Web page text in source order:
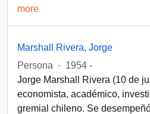
more
Marshall Rivera, Jorge
Persona
· 1954 -
Jorge Marshall Rivera (10 de
economista, académico,
gremial chileno. Se